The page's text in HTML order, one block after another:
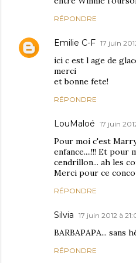
RÉPONDRE
Emilie C-F 17 juin
ici c est l age de
merci
et bonne fete!
RÉPONDRE
LouMaloé 17 juin
Pour moi c'est
enfance....!!! Et
cendrillon... ah les
Merci pour ce
RÉPONDRE
Silvia 17 juin 2012 à
BARBAPAPA... sans
RÉPONDRE